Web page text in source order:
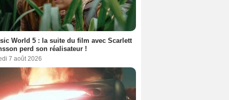
World 5 : la suite du film avec Scarlett
perd son réalisateur !
7 août 2026